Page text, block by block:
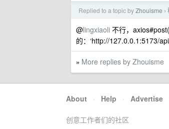
Replied to a topic byZhouisme ›
@lingxiaoli 不行，
的：‘http://127.0.0.1:5173/
» More replies by Zhouisme
About · Help · Advertise
创意工作者们的社区